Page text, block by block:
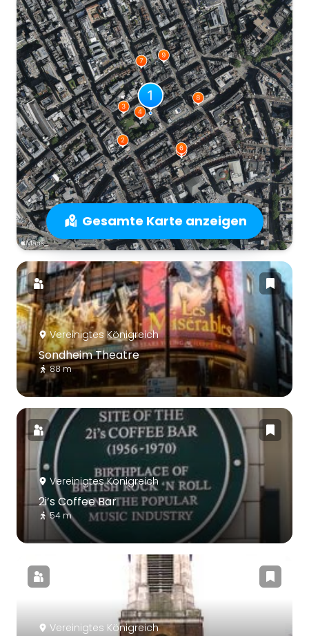
Gesamte Karte anzeigen
Vereinigtes Königreich
Sondheim Theatre
88 m
Vereinigtes Königreich
2i’s Coffee Bar
54 m
Vereinigtes Königreich